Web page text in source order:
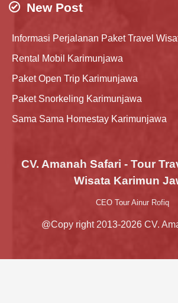
New Post
Informasi Perjalanan Paket Travel
Rental Mobil Karimunjawa
Paket Open Trip Karimunjawa
Paket Snorkeling Karimunjawa
Sama Sama Homestay Karimunjawa
CV. Amanah Safari - Tour
Wisata Karimun
CEO Tour Ainur Rofiq
@Copy right 2013-2026 CV.